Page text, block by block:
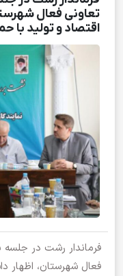
تعاونی فعال
اقتصاد و تولید با
فرماندار رشت در
فعال شهرستان، اظهار